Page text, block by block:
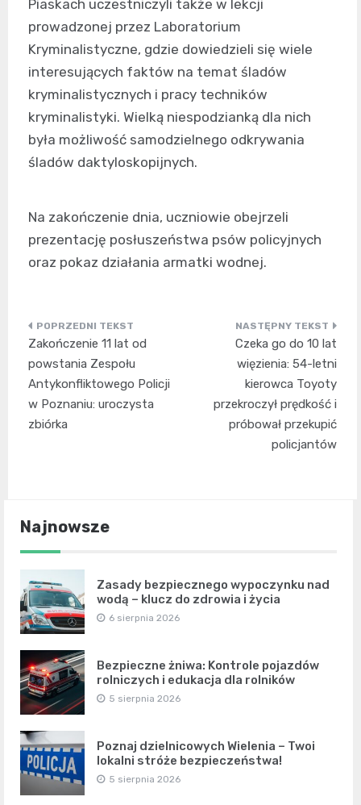
Piaskach uczestniczyli także w lekcji
prowadzonej przez Laboratorium
Kryminalistyczne, gdzie dowiedzieli się wiele
interesujących faktów na temat śladów
kryminalistycznych i pracy techników
kryminalistyki. Wielką niespodzianką dla nich
była możliwość samodzielnego odkrywania
śladów daktyloskopijnych.
Na zakończenie dnia, uczniowie obejrzeli
prezentację posłuszeństwa psów policyjnych
oraz pokaz działania armatki wodnej.
Nawigacja
wpisu
Zakończenie 11 lat od
powstania Zespołu
Antykonfliktowego Policji
w Poznaniu: uroczysta
zbiórka
Czeka go do 10 lat
więzienia: 54-letni
kierowca Toyoty
przekroczył prędkość i
próbował przekupić
policjantów
Najnowsze
Zasady bezpiecznego wypoczynku nad
wodą – klucz do zdrowia i życia
6 sierpnia 2026
Bezpieczne żniwa: Kontrole pojazdów
rolniczych i edukacja dla rolników
5 sierpnia 2026
Poznaj dzielnicowych Wielenia – Twoi
lokalni stróże bezpieczeństwa!
5 sierpnia 2026